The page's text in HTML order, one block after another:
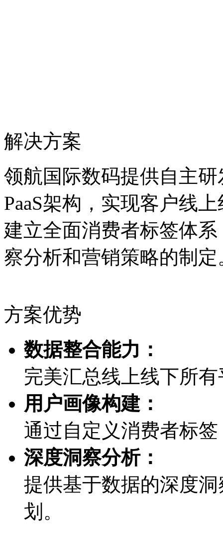
解决方案
领航国际数码提供自主研
PaaS架构，实现客户线
建立全面消费者标签体系
察分析和营销策略的制定
方案优势
数据整合能力：
完美汇总线上线下所
用户画像构建：
通过自定义消费者标签
深度洞察分析：
提供基于数据的深度洞
划。